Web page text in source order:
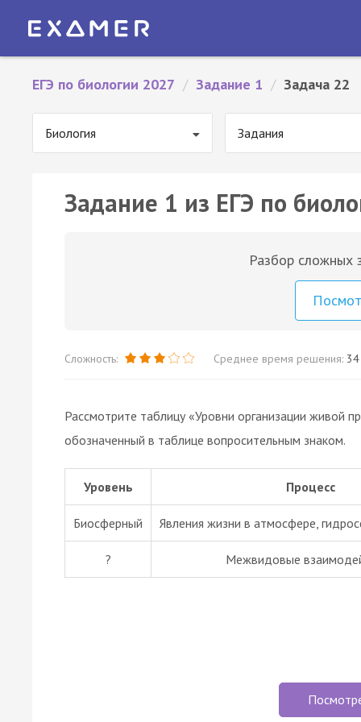
ЕГЭ по биологии 2027 / Задание 1 / Задача 22
Биология Задания
Задание 1 из ЕГЭ по
Разбор сложных
Сложность: Среднее время решения: 34
Рассмотрите таблицу «Уровни организации живой
обозначенный в таблице вопросительным знаком.
Уровень Процесс
Биосферный Явления жизни в атмосфере,
? Межвидовые